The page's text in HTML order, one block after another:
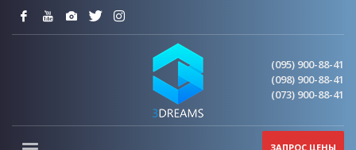
(095) 900-88-41
(098) 900-88-41
(073) 900-88-41
ЗАПРОС ЦЕНЫ